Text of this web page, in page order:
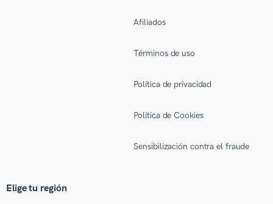
Afiliados
Términos de uso
Política de privacidad
Política de Cookies
Sensibilización contra el fraude
Elige tu región